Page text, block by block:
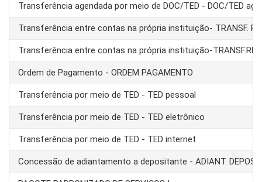
Transferência agendada por meio de DOC/TED - DOC/TED
Transferência entre contas na própria instituição- TRANSF.
Transferência entre contas na própria instituição-
Ordem de Pagamento - ORDEM PAGAMENTO
Transferência por meio de TED - TED pessoal
Transferência por meio de TED - TED eletrônico
Transferência por meio de TED - TED internet
Concessão de adiantamento a depositante - ADIANT.